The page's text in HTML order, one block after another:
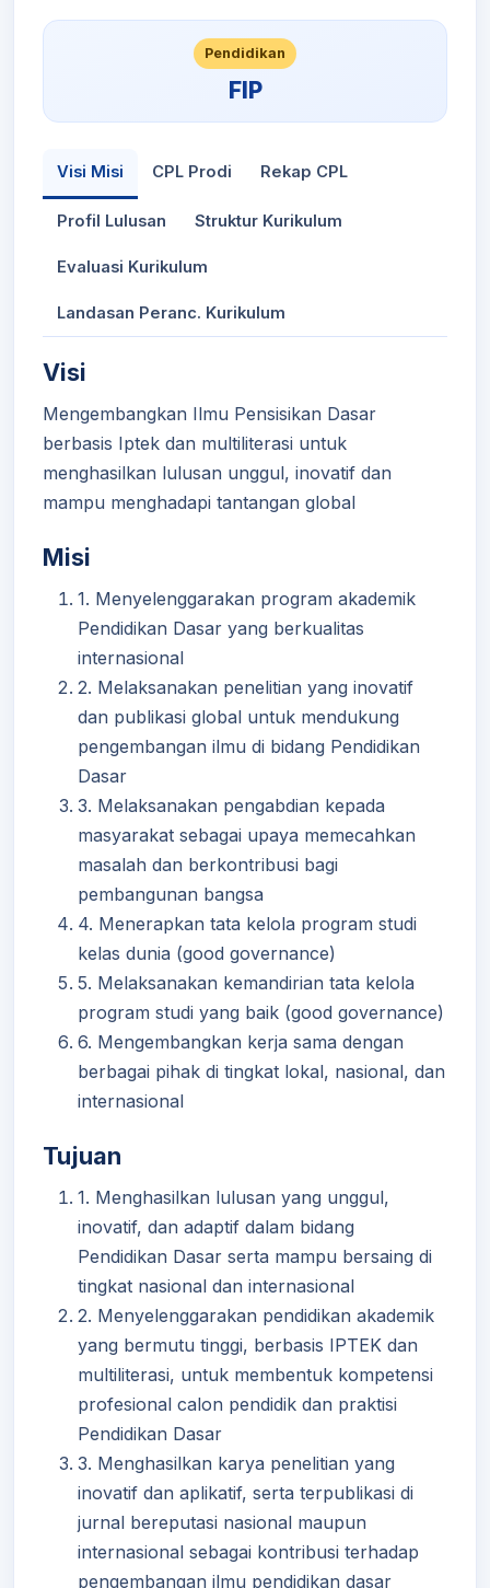
Pendidikan
FIP
Visi Misi CPL Prodi Rekap CPL
Profil Lulusan Struktur Kurikulum
Evaluasi Kurikulum
Landasan Peranc. Kurikulum
Visi
Mengembangkan Ilmu Pensisikan Dasar
berbasis Iptek dan multiliterasi untuk
menghasilkan lulusan unggul, inovatif dan
mampu menghadapi tantangan global
Misi
1. Menyelenggarakan program akademik
Pendidikan Dasar yang berkualitas
internasional
2. Melaksanakan penelitian yang inovatif
dan publikasi global untuk mendukung
pengembangan ilmu di bidang Pendidikan
Dasar
3. Melaksanakan pengabdian kepada
masyarakat sebagai upaya memecahkan
masalah dan berkontribusi bagi
pembangunan bangsa
4. Menerapkan tata kelola program studi
kelas dunia (good governance)
5. Melaksanakan kemandirian tata kelola
program studi yang baik (good governance)
6. Mengembangkan kerja sama dengan
berbagai pihak di tingkat lokal, nasional, dan
internasional
Tujuan
1. Menghasilkan lulusan yang unggul,
inovatif, dan adaptif dalam bidang
Pendidikan Dasar serta mampu bersaing di
tingkat nasional dan internasional
2. Menyelenggarakan pendidikan akademik
yang bermutu tinggi, berbasis IPTEK dan
multiliterasi, untuk membentuk kompetensi
profesional calon pendidik dan praktisi
Pendidikan Dasar
3. Menghasilkan karya penelitian yang
inovatif dan aplikatif, serta terpublikasi di
jurnal bereputasi nasional maupun
internasional sebagai kontribusi terhadap
pengembangan ilmu pendidikan dasar